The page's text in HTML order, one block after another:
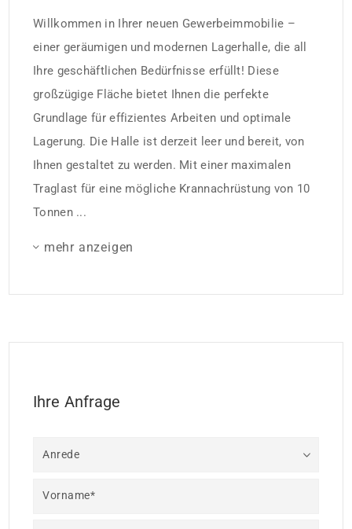
Willkommen in Ihrer neuen Gewerbeimmobilie –
einer geräumigen und modernen Lagerhalle, die all
Ihre geschäftlichen Bedürfnisse erfüllt! Diese
großzügige Fläche bietet Ihnen die perfekte
Grundlage für effizientes Arbeiten und optimale
Lagerung. Die Halle ist derzeit leer und bereit, von
Ihnen gestaltet zu werden. Mit einer maximalen
Traglast für eine mögliche Krannachrüstung von 10
Tonnen ...
mehr anzeigen
Ihre Anfrage
Anrede
Vorname*